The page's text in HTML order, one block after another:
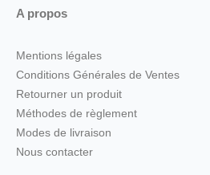
A propos
Mentions légales
Conditions Générales de Ventes
Retourner un produit
Méthodes de règlement
Modes de livraison
Nous contacter